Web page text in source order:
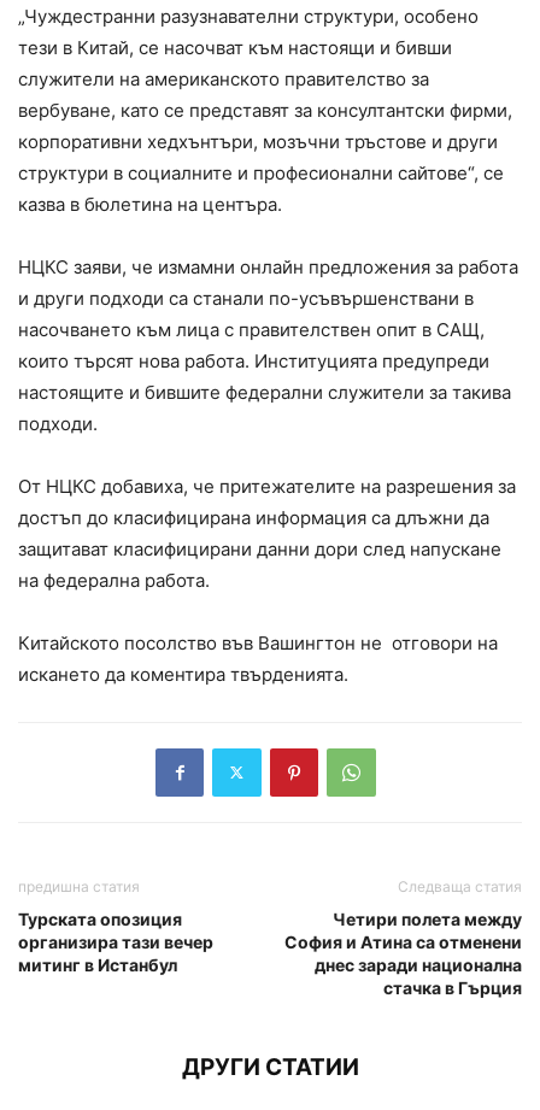
„Чуждестранни разузнавателни структури, особено
тези в Китай, се насочват към настоящи и бивши
служители на американското правителство за
вербуване, като се представят за консултантски фирми,
корпоративни хедхънтъри, мозъчни тръстове и други
структури в социалните и професионални сайтове“, се
казва в бюлетина на центъра.
НЦКС заяви, че измамни онлайн предложения за работа
и други подходи са станали по-усъвършенствани в
насочването към лица с правителствен опит в САЩ,
които търсят нова работа. Институцията предупреди
настоящите и бившите федерални служители за такива
подходи.
От НЦКС добавиха, че притежателите на разрешения за
достъп до класифицирана информация са длъжни да
защитават класифицирани данни дори след напускане
на федерална работа.
Китайското посолство във Вашингтон не отговори на
искането да коментира твърденията.
предишна статия
Турската опозиция
организира тази вечер
митинг в Истанбул
Следваща статия
Четири полета между
София и Атина са отменени
днес заради национална
стачка в Гърция
ДРУГИ СТАТИИ